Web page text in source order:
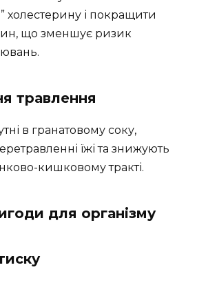
холестерину і покращити
що зменшує ризик
травлення
в гранатовому соку,
їжі та знижують
кишковому тракті.
для організму